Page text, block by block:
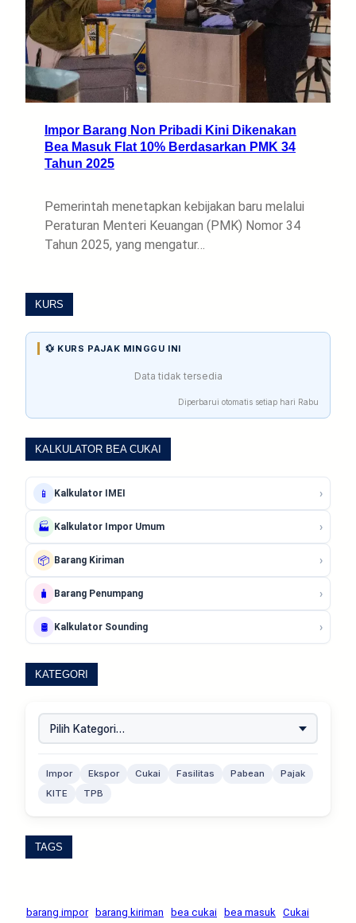
Impor Barang Non Pribadi Kini Dikenakan
Bea Masuk Flat 10% Berdasarkan PMK 34
Tahun 2025
Pemerintah menetapkan kebijakan baru melalui
Peraturan Menteri Keuangan (PMK) Nomor 34
Tahun 2025, yang mengatur…
KURS
💱 KURS PAJAK MINGGU INI
Data tidak tersedia
Diperbarui otomatis setiap hari Rabu
KALKULATOR BEA CUKAI
📱 Kalkulator IMEI ›
🏭 Kalkulator Impor Umum ›
📦 Barang Kiriman ›
🧳 Barang Penumpang ›
🛢️ Kalkulator Sounding ›
KATEGORI
Impor Ekspor Cukai Fasilitas Pabean
Pajak
KITE
TPB
TAGS
barang impor barang kiriman bea cukai bea masuk Cukai